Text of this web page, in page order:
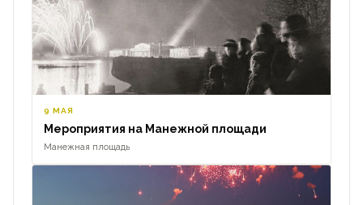
9 МАЯ
Мероприятия на Манежной площади
Манежная площадь